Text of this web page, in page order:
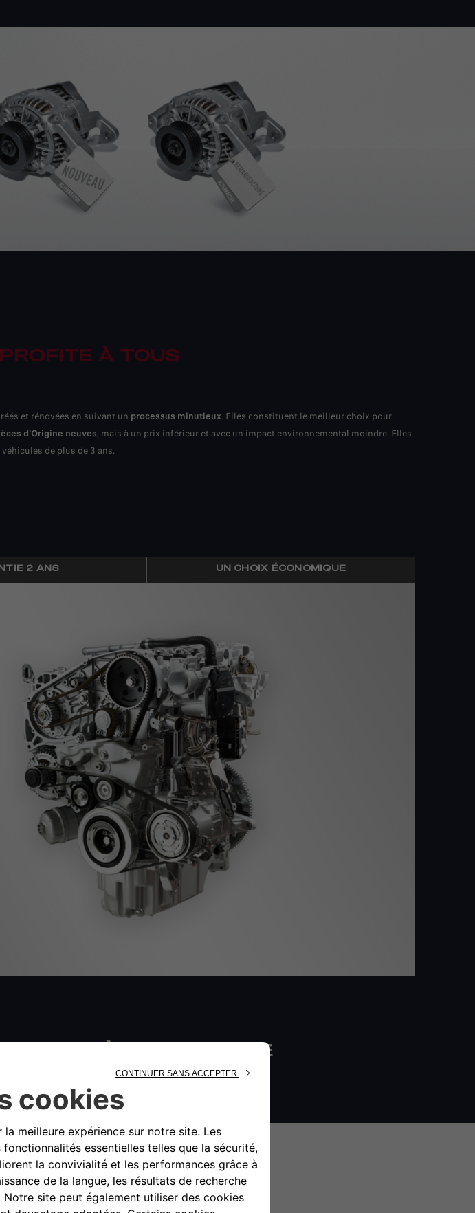
À TOUS
et rénovées en suivant un processus minutieux. Elles constituent le meilleur choix pour
d‘Origine neuves, mais à un prix inférieur et avec un impact environnemental moindre. Elles
de plus de 3 ans.
2 ANS UN CHOIX ÉCONOMIQUE
LES PIÈCES D’ORIGINE